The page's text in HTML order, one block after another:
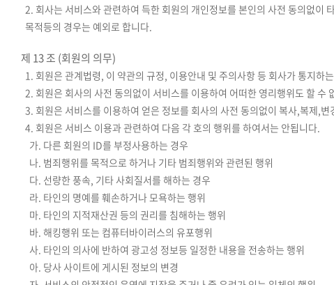
2. 회사는 서비스와 관련하여 득한 회원의 개인정보를 본인의 사전 동의없이
목적등의 경우는 예외로 합니다.
제 13 조 (회원의 의무)
1. 회원은 관계법령, 이 약관의 규정, 이용안내 및 주의사항 등 회사가 통지
2. 회원은 회사의 사전 동의없이 서비스를 이용하여 어떠한 영리행위도 할 수
3. 회원은 서비스를 이용하여 얻은 정보를 회사의 사전 동의없이 복사,복제,
4. 회원은 서비스 이용과 관련하여 다음 각 호의 행위를 하여서는 안됩니다.
가. 다른 회원의 ID를 부정사용하는 경우
나. 범죄행위를 목적으로 하거나 기타 범죄행위와 관련된 행위
다. 선량한 풍속, 기타 사회질서를 해하는 경우
라. 타인의 명예를 훼손하거나 모욕하는 행위
마. 타인의 지적재산권 등의 권리를 침해하는 행위
바. 해킹행위 또는 컴퓨터바이러스의 유포행위
사. 타인의 의사에 반하여 광고성 정보등 일정한 내용을 전송하는 행위
아. 당사 사이트에 게시된 정보의 변경